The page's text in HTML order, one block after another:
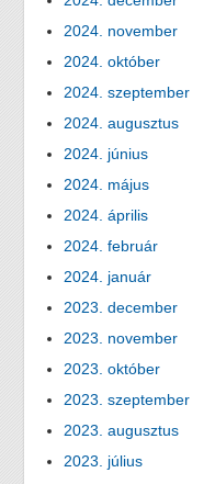
2024. november
2024. október
2024. szeptember
2024. augusztus
2024. június
2024. május
2024. április
2024. február
2024. január
2023. december
2023. november
2023. október
2023. szeptember
2023. augusztus
2023. július